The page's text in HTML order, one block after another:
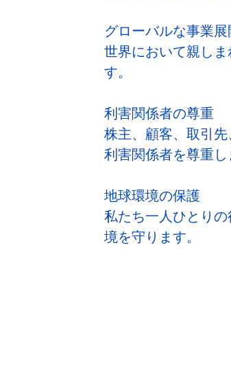
グローバルな事業展
世界において親し
す。
利害関係者の尊重
株主、顧客、取引
利害関係者を尊重し
地球環境の保護
私たち一人ひとり
境を守ります。